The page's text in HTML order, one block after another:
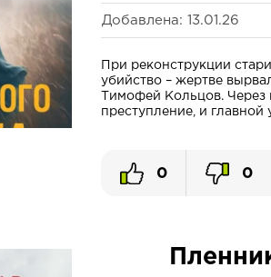
Добавлена: 13.01.26
При реконструкции
убийство – жертве
Тимофей Кольцов. Через
преступление, и главной
0 0